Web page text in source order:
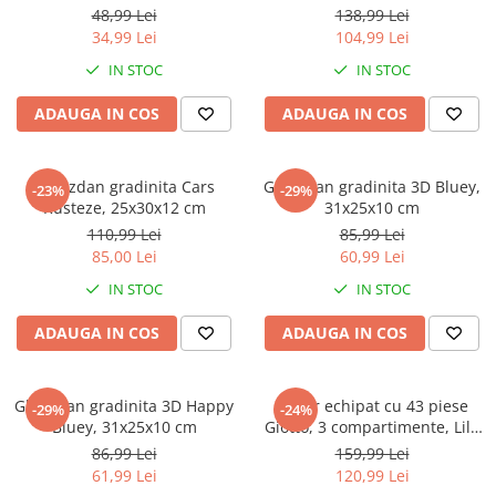
Star Wars
R-Walker
Pokemon
Baby Shark
Testoasele Ninja
Fireman Sam
Disney
Frozen Disney
Printesele Disney
Disney
Mickey Mouse Disney
Baby Shark
Pokemon
Pink Panther
Bing
Marie Cat
Skateboard
Casti protectie sport
Manusi sport
Vehicule
Casute si Locuri de joaca
Sporturi de interior
48,99 Lei
34,99 Lei
IN STOC
ADAUGA IN COS
Hello Kitty
138,99 Lei
104,99 Lei
IN STOC
ADAUGA IN COS
-23%
Ghiozdan gradinita Cars
Rusteze, 25x30x12 cm
110,99 Lei
85,00 Lei
IN STOC
ADAUGA IN COS
-29%
Ghiozdan gradinita 3D Bluey,
31x25x10 cm
85,99 Lei
60,99 Lei
IN STOC
ADAUGA IN COS
-29%
Ghiozdan gradinita 3D Happy
Bluey, 31x25x10 cm
86,99 Lei
61,99 Lei
-24%
Penar echipat cu 43 piese
Giotto, 3 compartimente, Lilo
& Stitch
159,99 Lei
120,99 Lei